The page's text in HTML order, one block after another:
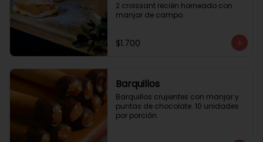
2 croissant recién horneado con
manjar de campo.
$1.700
Barquillos
Barquillos crujientes con manjar y
puntas de chocolate. 10 unidades
por porción.